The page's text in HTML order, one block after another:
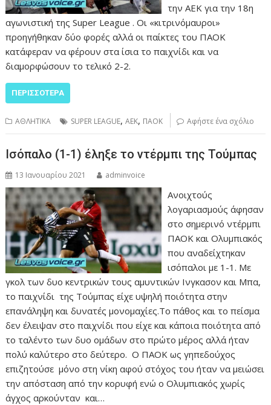
την ΑΕΚ για την 18η
αγωνιστική της Super League . Οι «κιτρινόμαυροι»
προηγήθηκαν δύο φορές αλλά οι παίκτες του ΠΑΟΚ
κατάφεραν να φέρουν στα ίσια το παιχνίδι και να
διαμορφώσουν το τελικό 2-2.
ΠΕΡΙΣΣΌΤΕΡΑ
ΑΘΛΗΤΙΚΑ SUPER LEAGUE,ΑΕΚ, ΠΑΟΚ Αφήστε ένα σχόλιο
Ισόπαλο (1-1) έληξε το ντέρμπι της Τούμπας
13 Ιανουαρίου 2021 adminvoice
Ανοιχτούς
λογαριασμούς άφησαν
στο σημερινό ντέρμπι
ΠΑΟΚ και Ολυμπιακός
που αναδείχτηκαν
ισόπαλοι με 1-1. Με
γκολ των δυο κεντρικών τους αμυντικών Ινγκασον και Μπα,
το παιχνίδι της Τούμπας είχε υψηλή ποιότητα στην
επανάληψη και δυνατές μονομαχίες.Το πάθος και το πείσμα
δεν έλειψαν στο παιχνίδι που είχε και κάποια ποιότητα από
το ταλέντο των δυο ομάδων στο πρώτο μέρος αλλά ήταν
πολύ καλύτερο στο δεύτερο. Ο ΠΑΟΚ ως γηπεδούχος
επιζητούσε μόνο στη νίκη αφού στόχος του ήταν να μειώσει
την απόσταση από την κορυφή ενώ ο Ολυμπιακός χωρίς
άγχος αρκούνταν και…